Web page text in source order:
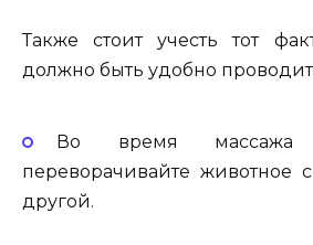
Также стоит учесть тот
должно быть удобно
Во время массажа
переворачивайте животное
другой.